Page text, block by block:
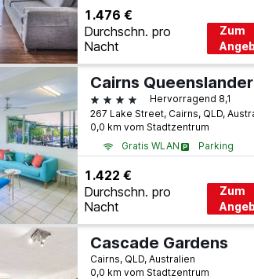
1.476 €
Durchschn. pro
Nacht
Zum
4 Sterne
Hervorragend 8,1
267 Lake Street, Cairns, QLD,
0,0 km vom Stadtzentrum
Gratis WLAN
Parking
1.422 €
Durchschn. pro
Nacht
Zum
Cascade Gardens
Cairns, QLD, Australien
0,0 km vom Stadtzentrum